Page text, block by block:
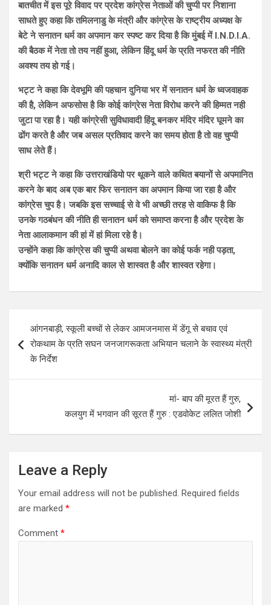
बातचीत में इस पूरे विवाद पर प्रदेश कांग्रेस नेताओं की चुप्पी पर निशाना
साधते हुए कहा कि तमिलनाडु के मंत्री और कांग्रेस के राष्ट्रीय अध्यक्ष के
बेटे ने सनातन धर्म का अपमान कर स्पष्ट कर दिया है कि मुंबई में I.N.D.I.A.
की बैठक में नेता तो तय नहीं हुआ, लेकिन हिंदू धर्म के प्रति नफरत की नीति
अवश्य तय हो गई।
भट्ट ने कहा कि देवभूमि की पहचान दुनिया भर में सनातन धर्म के ध्वजवाहक
की है, लेकिन अफसोस है कि कोई कांग्रेस नेता विरोध करने की हिम्मत नही
जुटा पा रहा है। यही कांग्रेसी सुविधावादी हिंदू बनकर मंदिर मंदिर घूमने का
ढोंग करते है और जब असल प्रतिवाद करने का समय होता है तो वह चुप्पी
साध लेते हैं।
श्री भट्ट ने कहा कि उत्तराखंडियो पर थूकने वाले कथित बयानों से अपमानित
करने के बाद अब एक बार फिर सनातन का अपमान किया जा रहा है और
कांग्रेस चुप है। जबकि इस सच्चाई से वे भी अच्छी तरह से वाकिफ है कि
उनके गठबंधन की नीति ही सनातन धर्म को समाप्त करना है और प्रदेश के
नेता आलाकमान की हां में हां मिला रहे है।
उन्होंने कहा कि कांग्रेस की चुप्पी अथवा बोलने का कोई फर्क नही पड़ता,
क्योंकि सनातन धर्म अनादि काल से शास्वत है और शास्वत रहेगा।
navigation
आंगनबाड़ी, स्कूली बच्चों से लेकर आमजनमास में डेंगू से बचाव एवं
रोकथाम के प्रति सघन जनजागरूकता अभियान चलाने के स्वास्थ्य मंत्री
के निर्देश
मां- बाप की मूरत हैं गुरु,
कलयुग में भगवान की सूरत हैं गुरु : एडवोकेट ललित जोशी
Leave a Reply
Your email address will not be published. Required fields
are marked *
Comment *